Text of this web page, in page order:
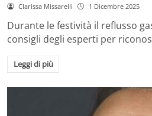
Clarissa Missarelli 1 Dicembre 2025
Durante le festività il reflusso
consigli degli esperti per
Leggi di più